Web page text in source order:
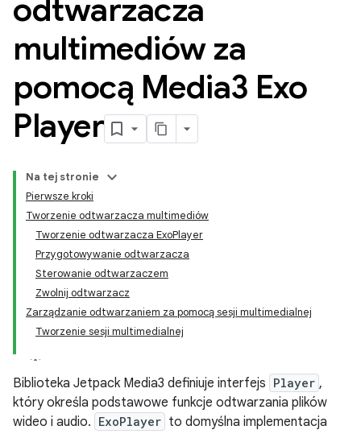
odtwarzacza
multimediów za
pomocą Media3 Exo
Player
Na tej stronie
Pierwsze kroki
Tworzenie odtwarzacza multimediów
Tworzenie odtwarzacza ExoPlayer
Przygotowywanie odtwarzacza
Sterowanie odtwarzaczem
Zwolnij odtwarzacz
Zarządzanie odtwarzaniem za pomocą sesji multimedialnej
Tworzenie sesji multimedialnej
Biblioteka Jetpack Media3 definiuje interfejs Player ,
który określa podstawowe funkcje odtwarzania plików
wideo i audio. ExoPlayer to domyślna implementacja